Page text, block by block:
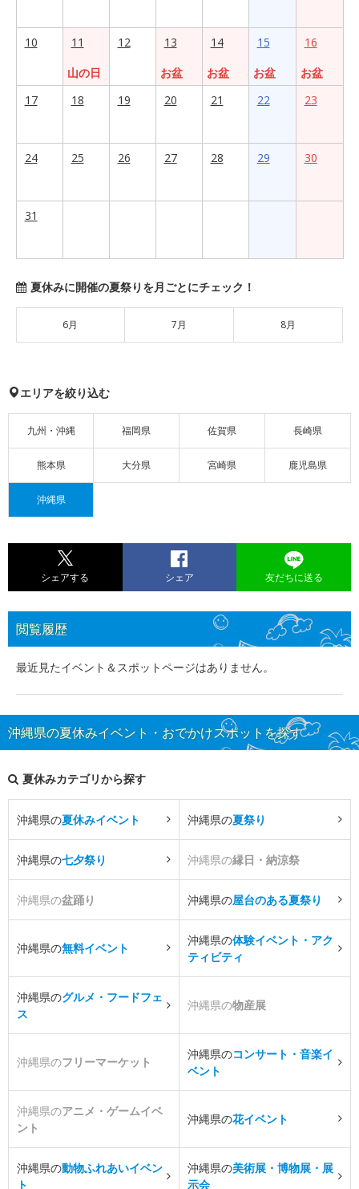
10
11
山の日
12
13
お盆
14
お盆
15
お盆
16
お盆
17
18 19 20 21 22 23
24 25 26 27 28 29 30
31
夏休みに開催の夏祭りを月ごとにチェック！
6月 7月 8月
エリアを絞り込む
九州・沖縄 福岡県 佐賀県 長崎県
熊本県 大分県 宮崎県 鹿児島県
沖縄県
シェアする シェア 友だちに送る
閲覧履歴
最近見たイベント＆スポットページはありません。
沖縄県の夏休みイベント・おでかけスポットを探す
夏休みカテゴリから探す
沖縄県の夏休みイベント 沖縄県の夏祭り
沖縄県の七夕祭り 沖縄県の縁日・納涼祭
沖縄県の盆踊り 沖縄県の屋台のある夏祭り
沖縄県の無料イベント
沖縄県の体験イベント・アク
ティビティ
沖縄県のグルメ・フードフェ
ス
沖縄県の物産展
沖縄県のフリーマーケット
沖縄県のコンサート・音楽イ
ベント
沖縄県のアニメ・ゲームイベ
ント
沖縄県の花イベント
沖縄県の動物ふれあいイベン
ト
沖縄県の美術展・博物展・展
示会